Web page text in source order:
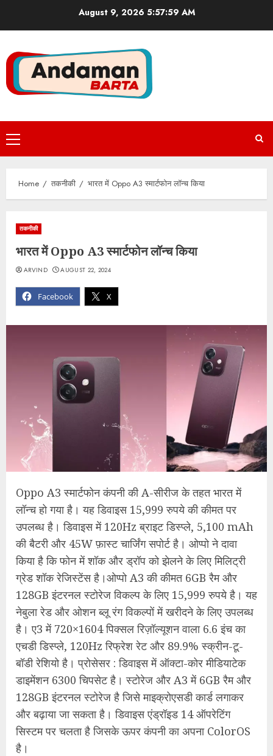
August 9, 2026 5:57:59 AM
Primary
Menu
Home तकनीकी भारत में Oppo A3 स्मार्टफोन लॉन्च किया
तकनीकी
भारत में Oppo A3 स्मार्टफोन लॉन्च किया
Facebook X
ARVIND AUGUST 22, 2024
Oppo A3 स्मार्टफोन कंपनी की A-सीरीज के तहत भारत में
लॉन्च हो गया है। यह डिवाइस 15,999 रुपये की कीमत पर
उपलब्ध है। डिवाइस में 120Hz ब्राइट डिस्प्ले, 5,100 mAh
की बैटरी और 45W फ़ास्ट चार्जिंग सपोर्ट है। ओप्पो ने दावा
किया है कि फोन में शॉक और ड्रॉप को झेलने के लिए मिलिट्री
ग्रेड शॉक रेजिस्टेंस है।ओप्पो A3 की कीमत 6GB रैम और
128GB इंटरनल स्टोरेज विकल्प के लिए 15,999 रुपये है। यह
नेबुला रेड और ओशन ब्लू रंग विकल्पों में खरीदने के लिए उपलब्ध
है। ए3 में 720×1604 पिक्सल रिज़ॉल्यूशन वाला 6.6 इंच का
एचडी डिस्प्ले, 120Hz रिफ्रेश रेट और 89.9% स्क्रीन-टू-
बॉडी रेशियो है। प्रोसेसर : डिवाइस में ऑक्टा-कोर मीडियाटेक
डाइमेंशन 6300 चिपसेट है। स्टोरेज और A3 में 6GB रैम और
128GB इंटरनल स्टोरेज है जिसे माइक्रोएसडी कार्ड लगाकर
और बढ़ाया जा सकता है। डिवाइस एंड्रॉइड 14 ऑपरेटिंग
सिस्टम पर चलता है जिसके ऊपर कंपनी का अपना ColorOS
है।